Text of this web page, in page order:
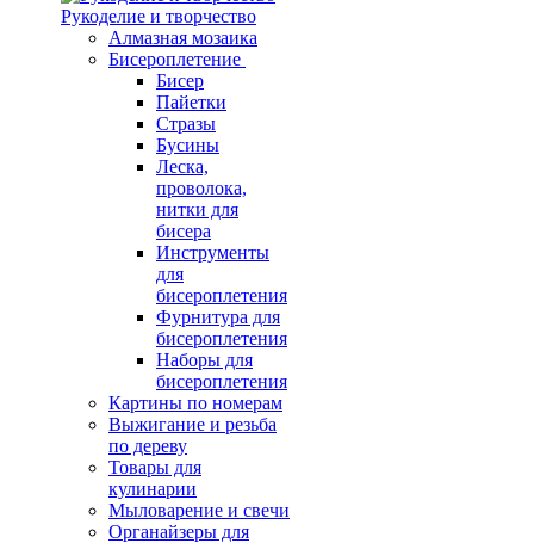
Рукоделие и творчество
Алмазная мозаика
Бисероплетение
Бисер
Пайетки
Стразы
Бусины
Леска,
проволока,
нитки для
бисера
Инструменты
для
бисероплетения
Фурнитура для
бисероплетения
Наборы для
бисероплетения
Картины по номерам
Выжигание и резьба
по дереву
Товары для
кулинарии
Мыловарение и свечи
Органайзеры для